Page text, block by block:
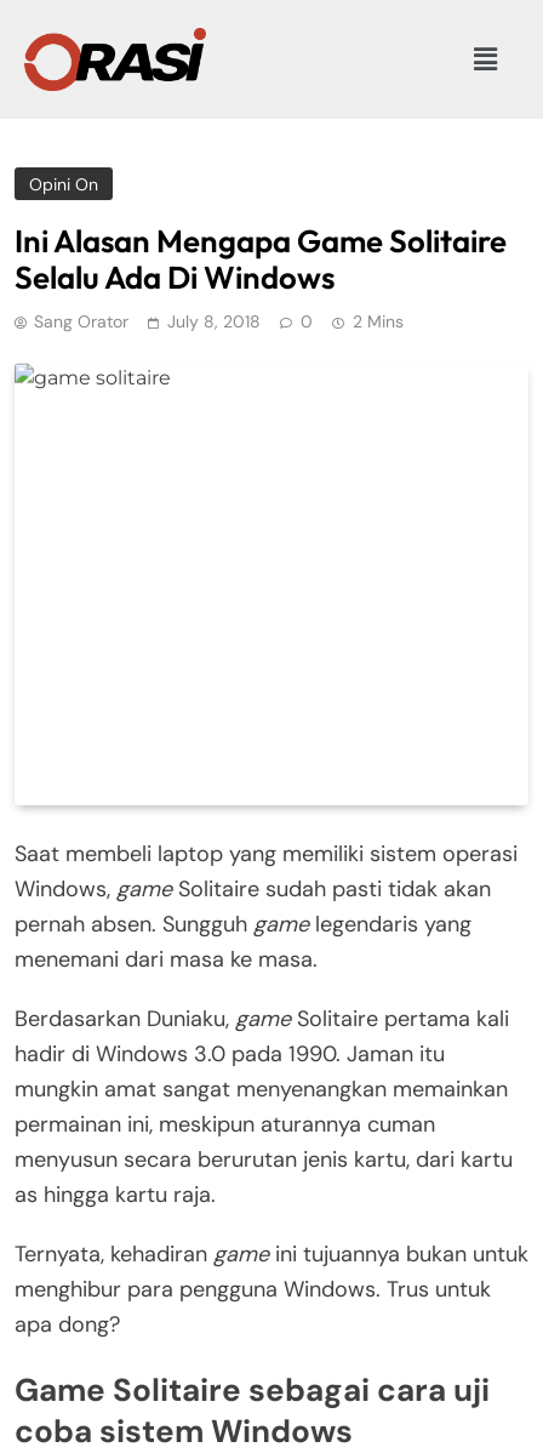
Opini On
Ini Alasan Mengapa Game Solitaire
Selalu Ada Di Windows
Sang Orator July 8, 2018 0 2 Mins
Saat membeli laptop yang memiliki sistem operasi
Windows, game Solitaire sudah pasti tidak akan
pernah absen. Sungguh gamelegendaris yang
menemani dari masa ke masa.
Berdasarkan Duniaku, gameSolitaire pertama kali
hadir di Windows 3.0 pada 1990. Jaman itu
mungkin amat sangat menyenangkan memainkan
permainan ini, meskipun aturannya cuman
menyusun secara berurutan jenis kartu, dari kartu
as hingga kartu raja.
Ternyata, kehadiran gameini tujuannya bukan untuk
menghibur para pengguna Windows. Trus untuk
apa dong?
Game Solitaire sebagai cara uji
coba sistem Windows